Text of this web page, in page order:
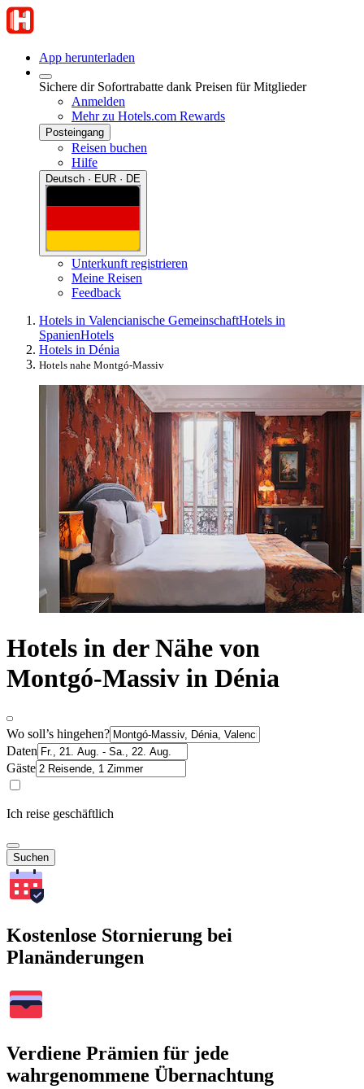
App herunterladen
Sichere dir Sofortrabatte dank Preisen für Mitglieder
Anmelden
Mehr zu Hotels.com Rewards
Posteingang
Reisen buchen
Hilfe
Deutsch · EUR · DE
Unterkunft registrieren
Meine Reisen
Feedback
Hotels in Valencianische GemeinschaftHotels in
SpanienHotels
Hotels in Dénia
Hotels nahe Montgó-Massiv
Hotels in der Nähe von
Montgó-Massiv in Dénia
Wo soll’s hingehen?
Daten
Gäste
Ich reise geschäftlich
Suchen
Kostenlose Stornierung bei
Planänderungen
Verdiene Prämien für jede
wahrgenommene Übernachtung